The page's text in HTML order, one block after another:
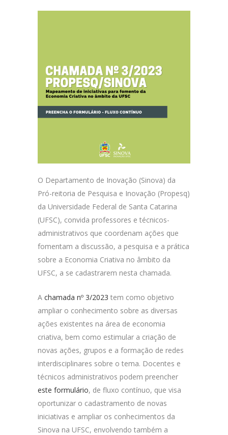
O Departamento de Inovação (Sinova) da
Pró-reitoria de Pesquisa e Inovação (Propesq)
da Universidade Federal de Santa Catarina
(UFSC), convida professores e técnicos-
administrativos que coordenam ações que
fomentam a discussão, a pesquisa e a prática
sobre a Economia Criativa no âmbito da
UFSC, a se cadastrarem nesta chamada.
A chamada nº 3/2023 tem como objetivo
ampliar o conhecimento sobre as diversas
ações existentes na área de economia
criativa, bem como estimular a criação de
novas ações, grupos e a formação de redes
interdisciplinares sobre o tema. Docentes e
técnicos administrativos podem preencher
este formulário, de fluxo contínuo, que visa
oportunizar o cadastramento de novas
iniciativas e ampliar os conhecimentos da
Sinova na UFSC, envolvendo também a